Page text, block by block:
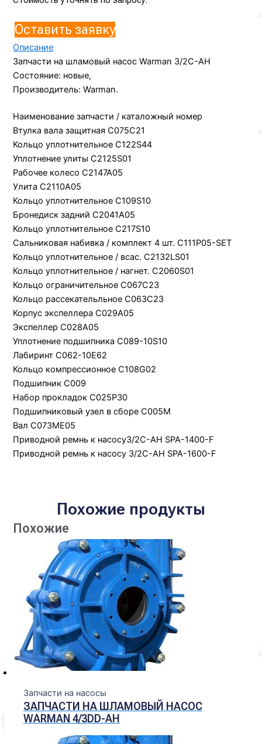
Оставить заявку
Описание
Запчасти на шламовый насос Warman 3/2C-AH
Состояние: новые,
Производитель: Warman.
Наименование запчасти / каталожный номер
Втулка вала защитная C075C21
Кольцо уплотнительное C122S44
Уплотнение улиты C2125S01
Рабочее колесо C2147A05
Улита C2110A05
Кольцо уплотнительное C109S10
Бронедиск задний C2041A05
Кольцо уплотнительное C217S10
Сальниковая набивка / комплект 4 шт. C111P05-SET
Кольцо уплотнительное / всас. C2132LS01
Кольцо уплотнительное / нагнет. C2060S01
Кольцо ограничительное C067C23
Кольцо рассекательльное C063C23
Корпус экспеллера C029A05
Экспеллер C028A05
Уплотнение подшипника C089-10S10
Лабиринт C062-10E62
Кольцо компрессионное C108G02
Подшипник C009
Набор прокладок C025P30
Подшипниковый узел в сборе С005M
Вал C073ME05
Приводной ремнь к насосу3/2C-АН SPA-1400-F
Приводной ремнь к насосу 3/2C-АН SPA-1600-F
Похожие продукты
Похожие
Запчасти на насосы
ЗАПЧАСТИ НА ШЛАМОВЫЙ НАСОС
WARMAN 4/3DD-АН